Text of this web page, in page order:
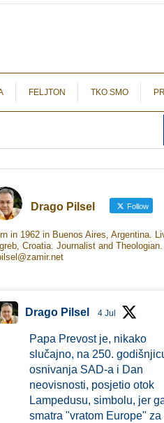
FELJTON TKO SMO
Drago Pilsel Follow
in 1962 in Buenos Aires, Argentina.
Croatia. Journalist and
Drago Pilsel 4 Jul
Papa Prevost je, nikako
slučajno, na 250.
osnivanja SAD-a i Dan
neovisnosti, posjetio otok
Lampedusu, simbolu, jer
smatra "vratom Europe" za